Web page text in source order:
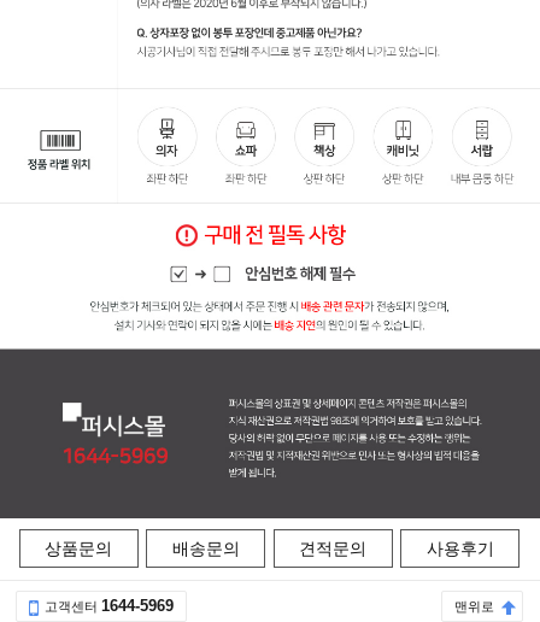
상품문의 배송문의 견적문의 사용후기
고객센터 1644-5969 맨위로